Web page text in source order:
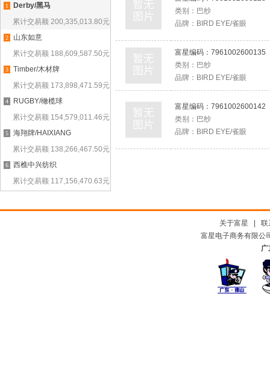
1
Derby/黑马
累计交易额 200,335,013.80元
2
山东如意
累计交易额 188,609,587.50元
3
Timber/木材牌
累计交易额 173,898,471.59元
4
RUGBY/橄榄球
累计交易额 154,579,011.46元
5
海翔牌/HAIXIANG
累计交易额 138,266,467.50元
6
西樵中兴纺织
累计交易额 117,156,470.63元
类别： 巴纱
品牌： BIRD EYE/雀眼
富星编码： 7961002600135
类别： 巴纱
品牌： BIRD EYE/雀眼
富星编码： 7961002600142
类别： 巴纱
品牌： BIRD EYE/雀眼
关于富星
联
富星电子商务有限公